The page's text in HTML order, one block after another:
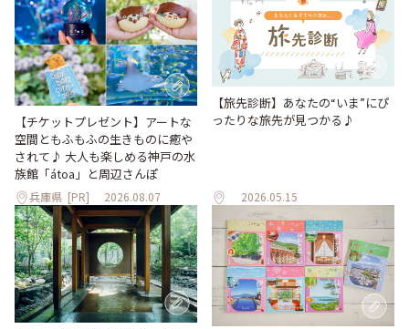
【チケットプレゼント】アートな
空間ともふもふの生きものに癒や
されて♪ 大人も楽しめる神戸の水
族館「átoa」と周辺さんぽ
兵庫県 [PR] 2026.08.07
【旅先診断】あなたの“いま”にぴ
ったりな旅先が見つかる♪
2026.05.15